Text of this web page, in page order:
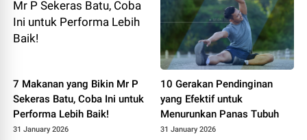
7 Makanan yang Bikin Mr P
Sekeras Batu, Coba Ini untuk
Performa Lebih Baik!
31 January 2026
10 Gerakan Pendinginan
yang Efektif untuk
Menurunkan Panas Tubuh
31 January 2026